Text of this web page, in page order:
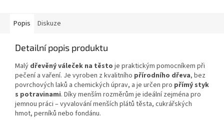
Popis Diskuze
Detailní popis produktu
Malý dřevěný váleček na těsto je praktickým pomocníkem při
pečení a vaření. Je vyroben z kvalitního přírodního dřeva, bez
povrchových laků a chemických úprav, a je určen pro přímý styk
s potravinami. Díky menším rozměrům je ideální zejména pro
jemnou práci – vyvalování menších plátů těsta, cukrářských
hmot, perníků nebo fondánu.